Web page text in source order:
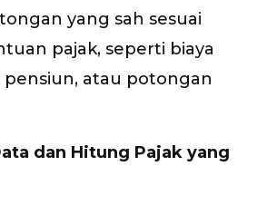
yang sah sesuai
pajak, seperti biaya
pensiun, atau potongan
dan Hitung Pajak yang